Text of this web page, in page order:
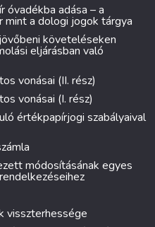
óvadékba adása – a
a dologi jogok tárgya
követeléseken
eljárásban való
vonásai (II. rész)
vonásai (I. rész)
értékpapírjogi szabályaival
módosításának egyes
visszterhessége